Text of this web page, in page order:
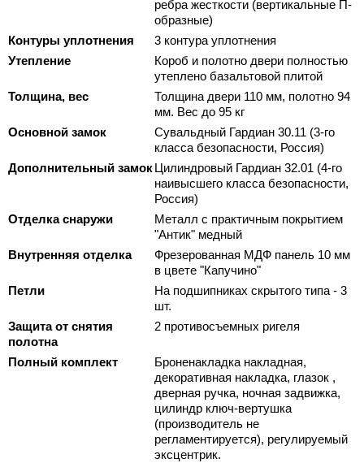
ребра жесткости (вертикальные П-
образные)
Контуры уплотнения
3 контура уплотнения
Утепление
Короб и полотно двери полностью
утеплено базальтовой плитой
Толщина, вес
Толщина двери 110 мм, полотно 94
мм. Вес до 95 кг
Основной замок
Сувальдный Гардиан 30.11 (3-го
класса безопасности, Россия)
Дополнительный замокЦилиндровый Гардиан 32.01 (4-го
наивысшего класса безопасности,
Россия)
Отделка снаружи
Металл с практичным покрытием
"Антик" медный
Внутренняя отделка
Фрезерованная МДФ панель 10 мм
в цвете "Капучино"
Петли
На подшипниках скрытого типа - 3
шт.
Защита от снятия
полотна
2 противосъемных ригеля
Полный комплект
Броненакладка накладная,
декоративная накладка, глазок ,
дверная ручка, ночная задвижка,
цилиндр ключ-вертушка
(производитель не
регламентируется), регулируемый
эксцентрик.